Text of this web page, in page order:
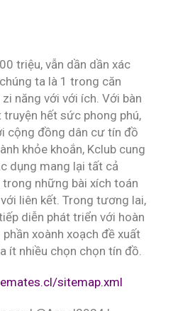
triệu, vẫn dần dần xác
ta là 1 trong căn
năng với với ích. Với bàn
hết sức phong phú,
cộng đồng dân cư tín đồ
khỏe khoắn, Kclub cung
dụng mang lại tất cả
những bài xích toán
liên kết. Trong tương lai,
diễn phát triển với hoàn
xoành xoạch đề xuất
ít nhiều chọn chọn tín đồ.
sitemap.xml